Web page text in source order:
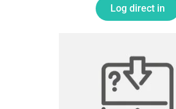
Log direct in